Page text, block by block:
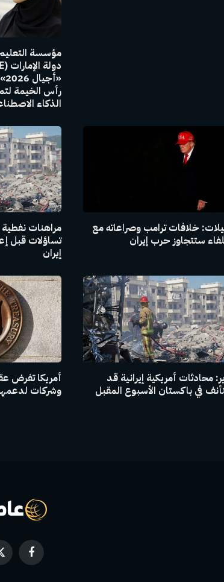
مؤسسة
رأس الخيمة
الذكاء
خلافات ترامب وصراعاته مع
ستتجاوز حرب إيران
تساؤلات قبل
إيران
محادثات أمريكية إيرانية قد
في باكستان الأسبوع المقبل
وشركات
فيسبوك